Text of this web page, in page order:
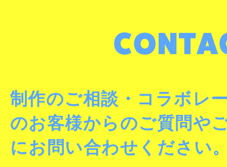
制作のご相談・コラボレ
のお客様からのご質問や
にお問い合わせください